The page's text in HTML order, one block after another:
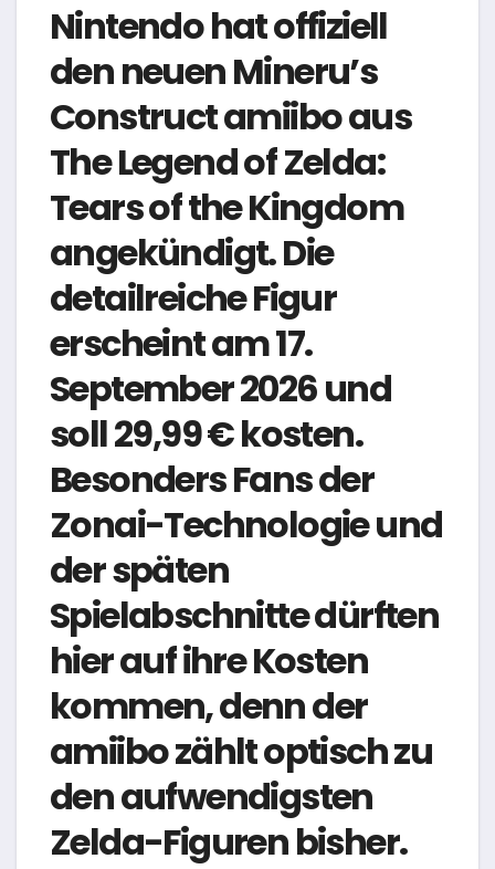
Nintendo hat offiziell
den neuen Mineru’s
Construct amiibo aus
The Legend of Zelda:
Tears of the Kingdom
angekündigt. Die
detailreiche Figur
erscheint am 17.
September 2026 und
soll 29,99 € kosten.
Besonders Fans der
Zonai-Technologie und
der späten
Spielabschnitte dürften
hier auf ihre Kosten
kommen, denn der
amiibo zählt optisch zu
den aufwendigsten
Zelda-Figuren bisher.